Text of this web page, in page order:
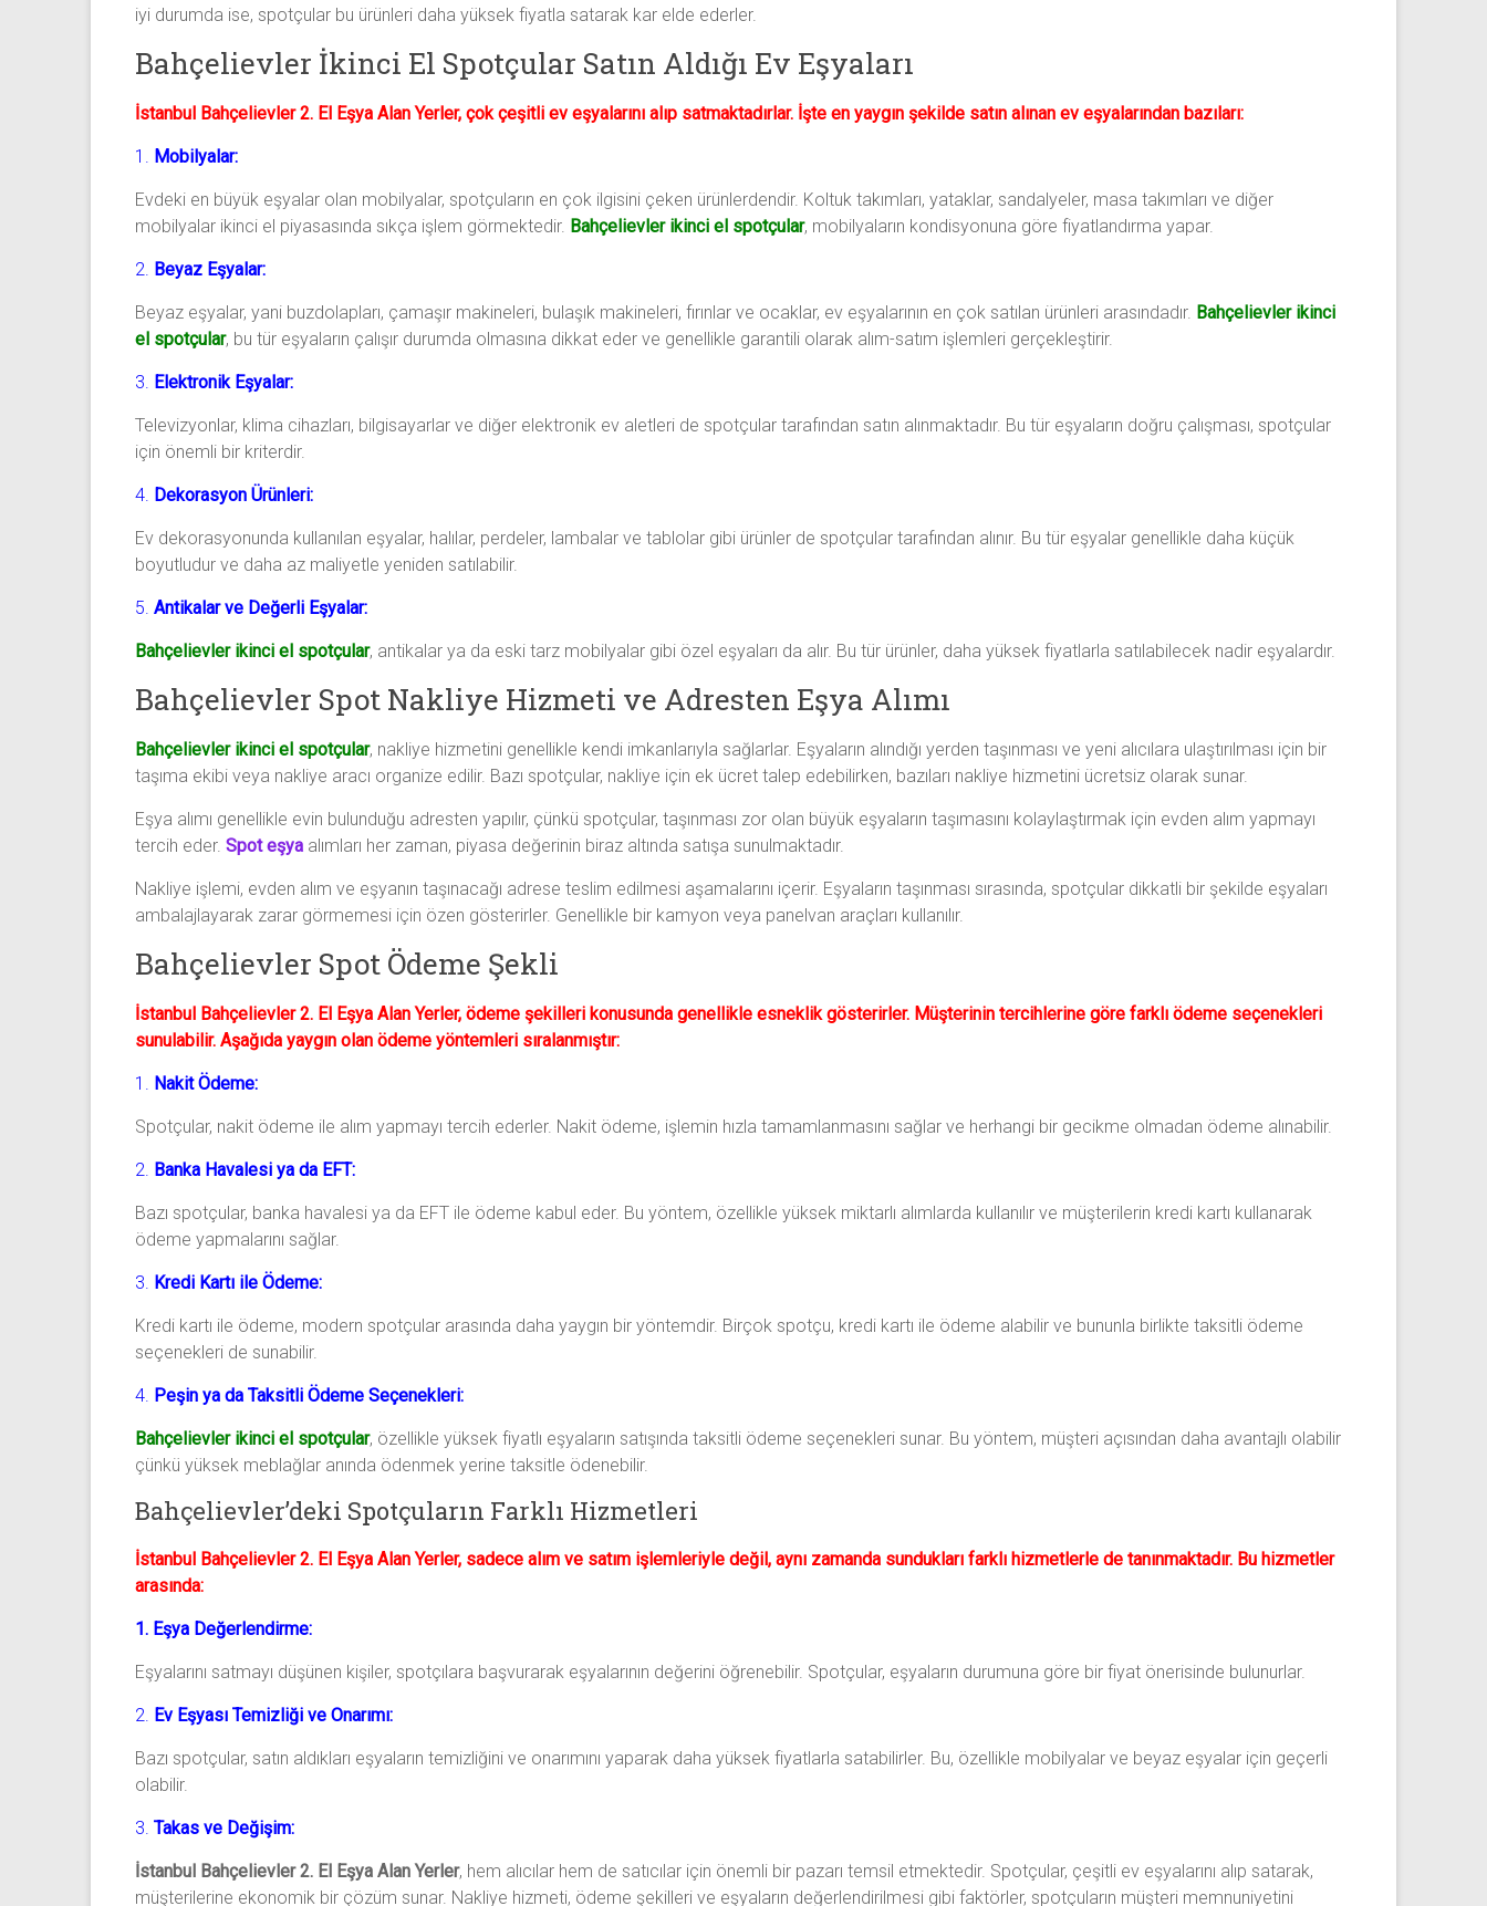
iyi durumda ise, spotçular bu ürünleri daha yüksek fiyatla satarak kar elde ederler.
Bahçelievler İkinci El Spotçular Satın Aldığı Ev Eşyaları
İstanbul Bahçelievler 2. El Eşya Alan Yerler, çok çeşitli ev eşyalarını alıp satmaktadırlar. İşte en yaygın şekilde satın alınan ev eşyalarından bazıları:
1. Mobilyalar:
Evdeki en büyük eşyalar olan mobilyalar, spotçuların en çok ilgisini çeken ürünlerdendir. Koltuk takımları, yataklar, sandalyeler, masa takımları ve diğer
mobilyalar ikinci el piyasasında sıkça işlem görmektedir. Bahçelievler ikinci el spotçular, mobilyaların kondisyonuna göre fiyatlandırma yapar.
2. Beyaz Eşyalar:
Beyaz eşyalar, yani buzdolapları, çamaşır makineleri, bulaşık makineleri, fırınlar ve ocaklar, ev eşyalarının en çok satılan ürünleri arasındadır. Bahçelievler ikinci
el spotçular, bu tür eşyaların çalışır durumda olmasına dikkat eder ve genellikle garantili olarak alım-satım işlemleri gerçekleştirir.
3. Elektronik Eşyalar:
Televizyonlar, klima cihazları, bilgisayarlar ve diğer elektronik ev aletleri de spotçular tarafından satın alınmaktadır. Bu tür eşyaların doğru çalışması, spotçular
için önemli bir kriterdir.
4. Dekorasyon Ürünleri:
Ev dekorasyonunda kullanılan eşyalar, halılar, perdeler, lambalar ve tablolar gibi ürünler de spotçular tarafından alınır. Bu tür eşyalar genellikle daha küçük
boyutludur ve daha az maliyetle yeniden satılabilir.
5. Antikalar ve Değerli Eşyalar:
Bahçelievler ikinci el spotçular, antikalar ya da eski tarz mobilyalar gibi özel eşyaları da alır. Bu tür ürünler, daha yüksek fiyatlarla satılabilecek nadir eşyalardır.
Bahçelievler Spot Nakliye Hizmeti ve Adresten Eşya Alımı
Bahçelievler ikinci el spotçular, nakliye hizmetini genellikle kendi imkanlarıyla sağlarlar. Eşyaların alındığı yerden taşınması ve yeni alıcılara ulaştırılması için bir
taşıma ekibi veya nakliye aracı organize edilir. Bazı spotçular, nakliye için ek ücret talep edebilirken, bazıları nakliye hizmetini ücretsiz olarak sunar.
Eşya alımı genellikle evin bulunduğu adresten yapılır, çünkü spotçular, taşınması zor olan büyük eşyaların taşımasını kolaylaştırmak için evden alım yapmayı
tercih eder. Spot eşya alımları her zaman, piyasa değerinin biraz altında satışa sunulmaktadır.
Nakliye işlemi, evden alım ve eşyanın taşınacağı adrese teslim edilmesi aşamalarını içerir. Eşyaların taşınması sırasında, spotçular dikkatli bir şekilde eşyaları
ambalajlayarak zarar görmemesi için özen gösterirler. Genellikle bir kamyon veya panelvan araçları kullanılır.
Bahçelievler Spot Ödeme Şekli
İstanbul Bahçelievler 2. El Eşya Alan Yerler, ödeme şekilleri konusunda genellikle esneklik gösterirler. Müşterinin tercihlerine göre farklı ödeme seçenekleri
sunulabilir. Aşağıda yaygın olan ödeme yöntemleri sıralanmıştır:
1. Nakit Ödeme:
Spotçular, nakit ödeme ile alım yapmayı tercih ederler. Nakit ödeme, işlemin hızla tamamlanmasını sağlar ve herhangi bir gecikme olmadan ödeme alınabilir.
2. Banka Havalesi ya da EFT:
Bazı spotçular, banka havalesi ya da EFT ile ödeme kabul eder. Bu yöntem, özellikle yüksek miktarlı alımlarda kullanılır ve müşterilerin kredi kartı kullanarak
ödeme yapmalarını sağlar.
3. Kredi Kartı ile Ödeme:
Kredi kartı ile ödeme, modern spotçular arasında daha yaygın bir yöntemdir. Birçok spotçu, kredi kartı ile ödeme alabilir ve bununla birlikte taksitli ödeme
seçenekleri de sunabilir.
4. Peşin ya da Taksitli Ödeme Seçenekleri:
Bahçelievler ikinci el spotçular, özellikle yüksek fiyatlı eşyaların satışında taksitli ödeme seçenekleri sunar. Bu yöntem, müşteri açısından daha avantajlı olabilir
çünkü yüksek meblağlar anında ödenmek yerine taksitle ödenebilir.
Bahçelievler’deki Spotçuların Farklı Hizmetleri
İstanbul Bahçelievler 2. El Eşya Alan Yerler, sadece alım ve satım işlemleriyle değil, aynı zamanda sundukları farklı hizmetlerle de tanınmaktadır. Bu hizmetler
arasında:
1. Eşya Değerlendirme:
Eşyalarını satmayı düşünen kişiler, spotçılara başvurarak eşyalarının değerini öğrenebilir. Spotçular, eşyaların durumuna göre bir fiyat önerisinde bulunurlar.
2. Ev Eşyası Temizliği ve Onarımı:
Bazı spotçular, satın aldıkları eşyaların temizliğini ve onarımını yaparak daha yüksek fiyatlarla satabilirler. Bu, özellikle mobilyalar ve beyaz eşyalar için geçerli
olabilir.
3. Takas ve Değişim:
İstanbul Bahçelievler 2. El Eşya Alan Yerler, hem alıcılar hem de satıcılar için önemli bir pazarı temsil etmektedir. Spotçular, çeşitli ev eşyalarını alıp satarak,
müşterilerine ekonomik bir çözüm sunar. Nakliye hizmeti, ödeme şekilleri ve eşyaların değerlendirilmesi gibi faktörler, spotçuların müşteri memnuniyetini